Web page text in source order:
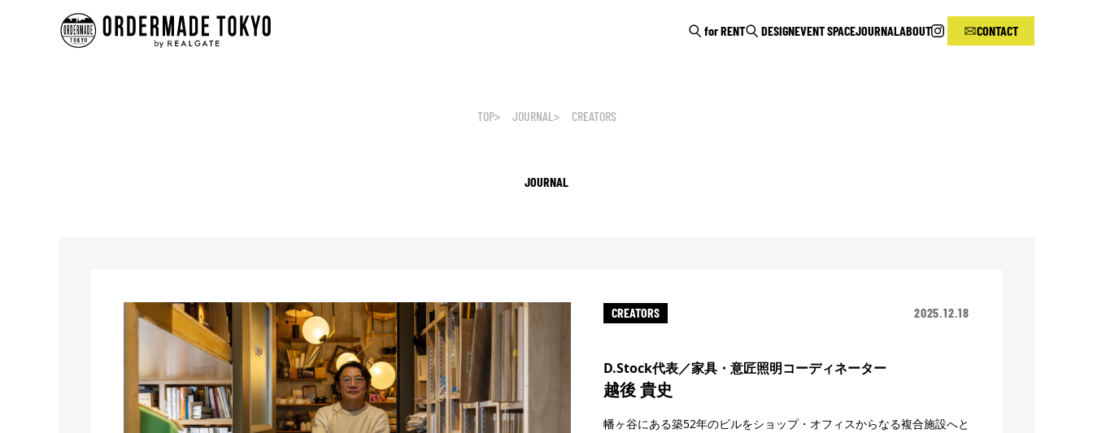
for RENT DESIGNEVENT SPACEJOURNAL ABOUT CONTACT
TOP JOURNAL CREATORS
JOURNAL
CREATORS 2025.12.18
D.Stock代表／家具・意匠照明コーディネーター
越後 貴史
幡ヶ谷にある築52年のビルをショップ・オフィスからなる複合施設へと